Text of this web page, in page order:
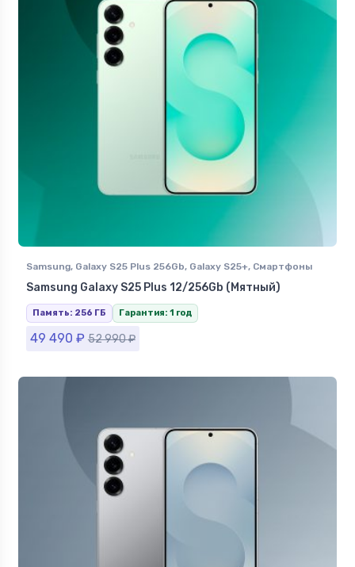
Samsung, Galaxy S25 Plus 256Gb, Galaxy S25+, Смартфоны
Samsung в Ставрополе
Samsung Galaxy S25 Plus 12/256Gb (Мятный)
Память: 256 ГБ Гарантия: 1 год
49 490 ₽ 52 990₽